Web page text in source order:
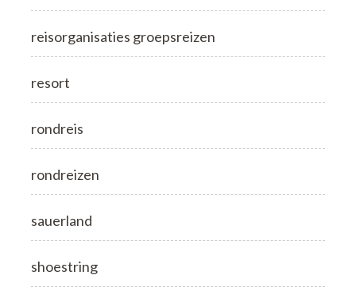
reisorganisaties groepsreizen
resort
rondreis
rondreizen
sauerland
shoestring